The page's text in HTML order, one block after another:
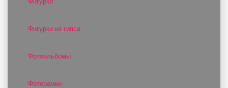
Фигурки из гипса
Фотоальбомы
Фоторамки